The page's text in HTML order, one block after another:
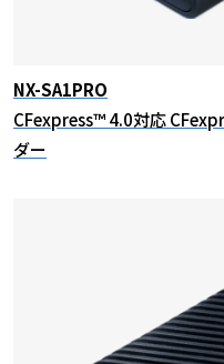
NX-SA1PRO
CFexpress™ 4.0対応
ダー